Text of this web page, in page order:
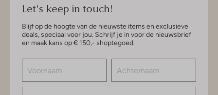
Let's keep in touch!
Blijf op de hoogte van de nieuwste items en exclusieve
deals, speciaal voor jou. Schrijf je in voor de nieuwsbrief
en maak kans op € 150,- shoptegoed.